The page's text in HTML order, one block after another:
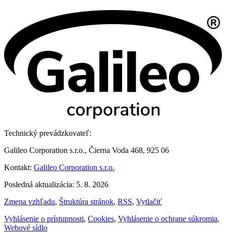
Technický prevádzkovateľ:
Galileo Corporation s.r.o., Čierna Voda 468, 925 06
Kontakt: Galileo Corporation s.r.o.
Posledná aktualizácia: 5. 8. 2026
Zmena vzhľadu, Štruktúra stránok, RSS, Vytlačiť
Vyhlásenie o prístupnosti, Cookies, Vyhlásenie o ochrane súkromia,
Webové sídlo